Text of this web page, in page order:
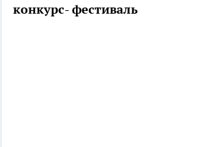
конкурс- фестиваль